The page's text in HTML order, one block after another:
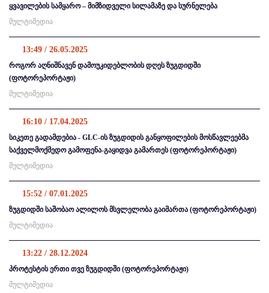
ყვავილების სამყარო – მიმზიდველი სილამაზე და სურნელება
მულტიმედია
13:49 / 26.05.2025
როგორ აღნიშნავენ დამოუკიდებლობის დღეს ზუგდიდში
(ფოტორეპორტაჟი)
მულტიმედია
16:10 / 17.04.2025
სიკეთე გადამდებია - GLC-ის ზუგდიდის განყოფილების მოსწავლეებმა
საქველმოქმედო გამოფენა-გაყიდვა გამართეს (ფოტორეპორტაჟი)
მულტიმედია
15:52 / 07.01.2025
ზუგდიდში საშობაო ალილოს მსვლელობა გაიმართა (ფოტორეპორტაჟი)
მულტიმედია
13:22 / 28.12.2024
პროტესტის ერთი თვე ზუგდიდში (ფოტორეპორტაჟი)
მულტიმედია